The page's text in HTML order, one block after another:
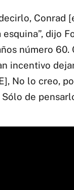
Conrad
dijo
número 60.
incentivo
No lo creo,
de